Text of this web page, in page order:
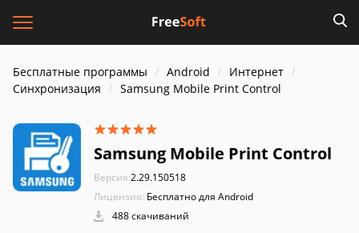
Бесплатные программы Android
Интернет
Синхронизация
Samsung Mobile Print Control
Samsung Mobile Print Control
Версия:2.29.150518
Лицензия: Бесплатно для Android
488 скачиваний